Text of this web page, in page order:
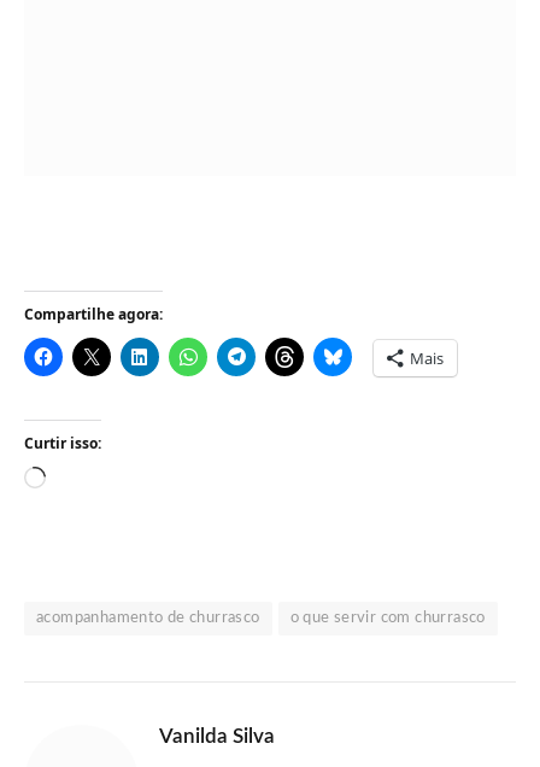
Compartilhe agora:
Mais
Curtir isso:
Carregando...
acompanhamento de churrasco o que servir com churrasco
Vanilda Silva